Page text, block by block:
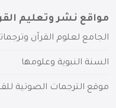
مواقع نشر وتعليم
الجامع لعلوم القرآن
السنة النبوية وعلومها
موقع الترجمات الصوتية